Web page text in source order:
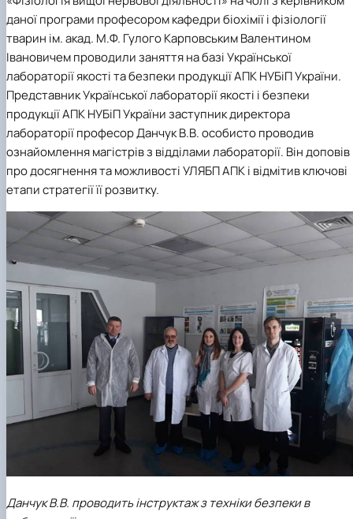
даної програми професором кафедри біохімії і фізіології
тварин ім. акад. М.Ф. Гулого Карповським Валентином
Івановичем проводили заняття на базі Української
лабораторії якості та безпеки продукції АПК НУБіП України.
Представник Української лабораторії якості і безпеки
продукції АПК НУБіП України заступник директора
лабораторії професор Данчук В.В. особисто проводив
ознайомлення магістрів з відділами лабораторії. Він доповів
про досягнення та можливості УЛЯБП АПК і відмітив ключові
етапи стратегії її розвитку.
Данчук В.В. проводить інструктаж з техніки безпеки в